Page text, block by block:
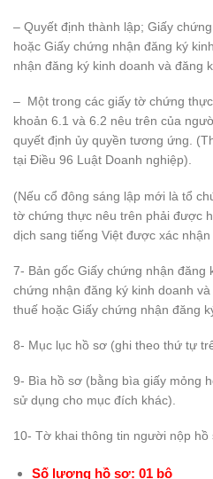
– Quyết định thành lập; Giấy
hoặc Giấy chứng nhận đăng ký
nhận đăng ký kinh doanh và đăng
– Một trong các giấy tờ chứng
khoản 6.1 và 6.2 nêu trên của
quyết định ủy quyền tương ứng.
tại Điều 96 Luật Doanh nghiệp).
(Nếu cổ đông sáng lập mới là tổ
tờ chứng thực nêu trên phải được
dịch sang tiếng Việt được xác
7- Bản gốc Giấy chứng nhận đăng
chứng nhận đăng ký kinh doanh
thuế hoặc Giấy chứng nhận đăng
8- Mục lục hồ sơ (ghi theo thứ tự
9- Bìa hồ sơ (bằng bìa giấy mỏng
sử dụng cho mục đích khác).
10- Tờ khai thông tin người nộp hồ
Số lượng hồ sơ: 01 bộ